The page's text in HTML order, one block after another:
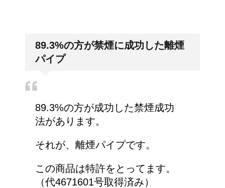
89.3%の方が禁煙に成功した離煙
パイプ
89.3%の方が成功した禁煙成功
法があります。
それが、離煙パイプです。
この商品は特許をとってます。
（代4671601号取得済み）